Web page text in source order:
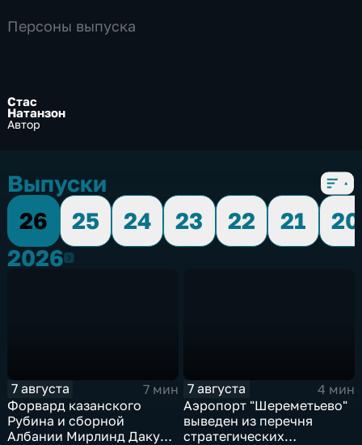
Персоны выпуска
Стас
Натанзон
Автор
Выпуски
26
25 24 23 22 21
20
20262026
7 августа
7 мин
Форвард казанского
Рубина и сборной
Албании Мирлинд Даку
7 августа
4 мин
Аэропорт "Шереметьево"
выведен из перечня
стратегических